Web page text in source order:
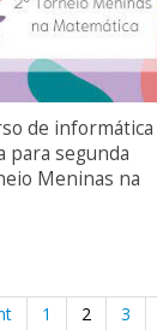
de informática
para segunda
Meninas na
1 2 3